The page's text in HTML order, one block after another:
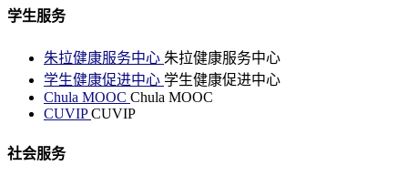
学生服务
朱拉健康服务中心 朱拉健康服务中心
学生健康促进中心 学生健康促进中心
Chula MOOC Chula MOOC
CUVIPCUVIP
社会服务